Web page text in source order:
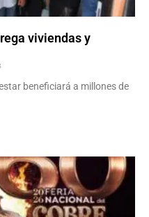
viviendas y
beneficiará a millones de